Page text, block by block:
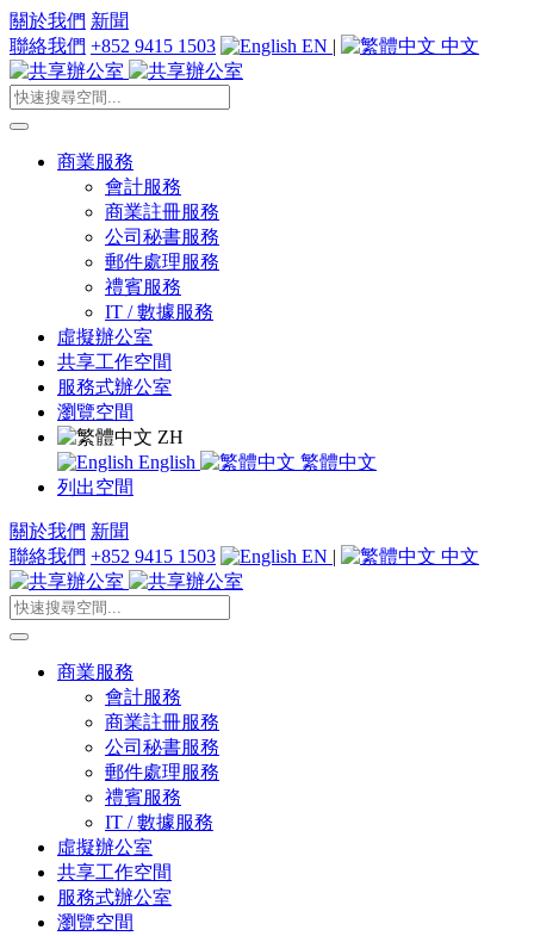
關於我們 新聞
聯絡我們 +852 9415 1503 EN | 中文
商業服務
會計服務
商業註冊服務
公司秘書服務
郵件處理服務
禮賓服務
IT / 數據服務
虛擬辦公室
共享工作空間
服務式辦公室
瀏覽空間
ZH
English
繁體中文
列出空間
關於我們 新聞
聯絡我們 +852 9415 1503 EN | 中文
商業服務
會計服務
商業註冊服務
公司秘書服務
郵件處理服務
禮賓服務
IT / 數據服務
虛擬辦公室
共享工作空間
服務式辦公室
瀏覽空間